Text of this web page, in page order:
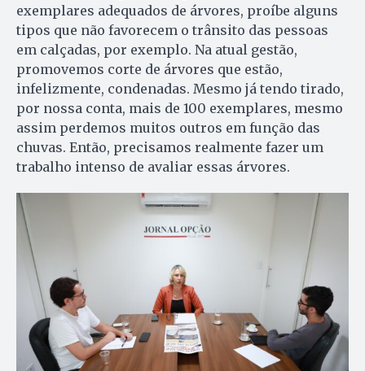
exemplares adequados de árvores, proíbe alguns
tipos que não favorecem o trânsito das pessoas
em calçadas, por exemplo. Na atual gestão,
promovemos corte de árvores que estão,
infelizmente, condenadas. Mesmo já tendo tirado,
por nossa conta, mais de 100 exemplares, mesmo
assim perdemos muitos outros em função das
chuvas. Então, precisamos realmente fazer um
trabalho intenso de avaliar essas árvores.